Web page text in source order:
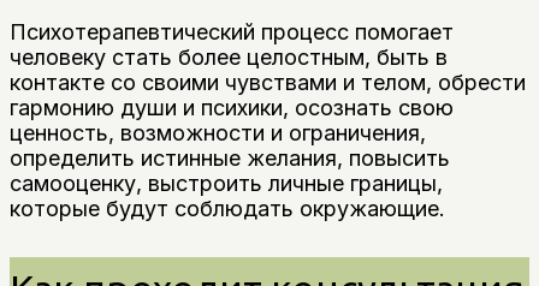
Психотерапевтический процесс помогает
человеку стать более целостным, быть в
контакте со своими чувствами и телом, обрести
гармонию души и психики, осознать свою
ценность, возможности и ограничения,
определить истинные желания, повысить
самооценку, выстроить личные границы,
которые будут соблюдать окружающие.